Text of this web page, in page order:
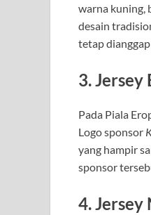
warna kuning,
desain
tetap
3.
Pada Piala
Logo sponsor
yang hampir
sponsor
4. Jersey